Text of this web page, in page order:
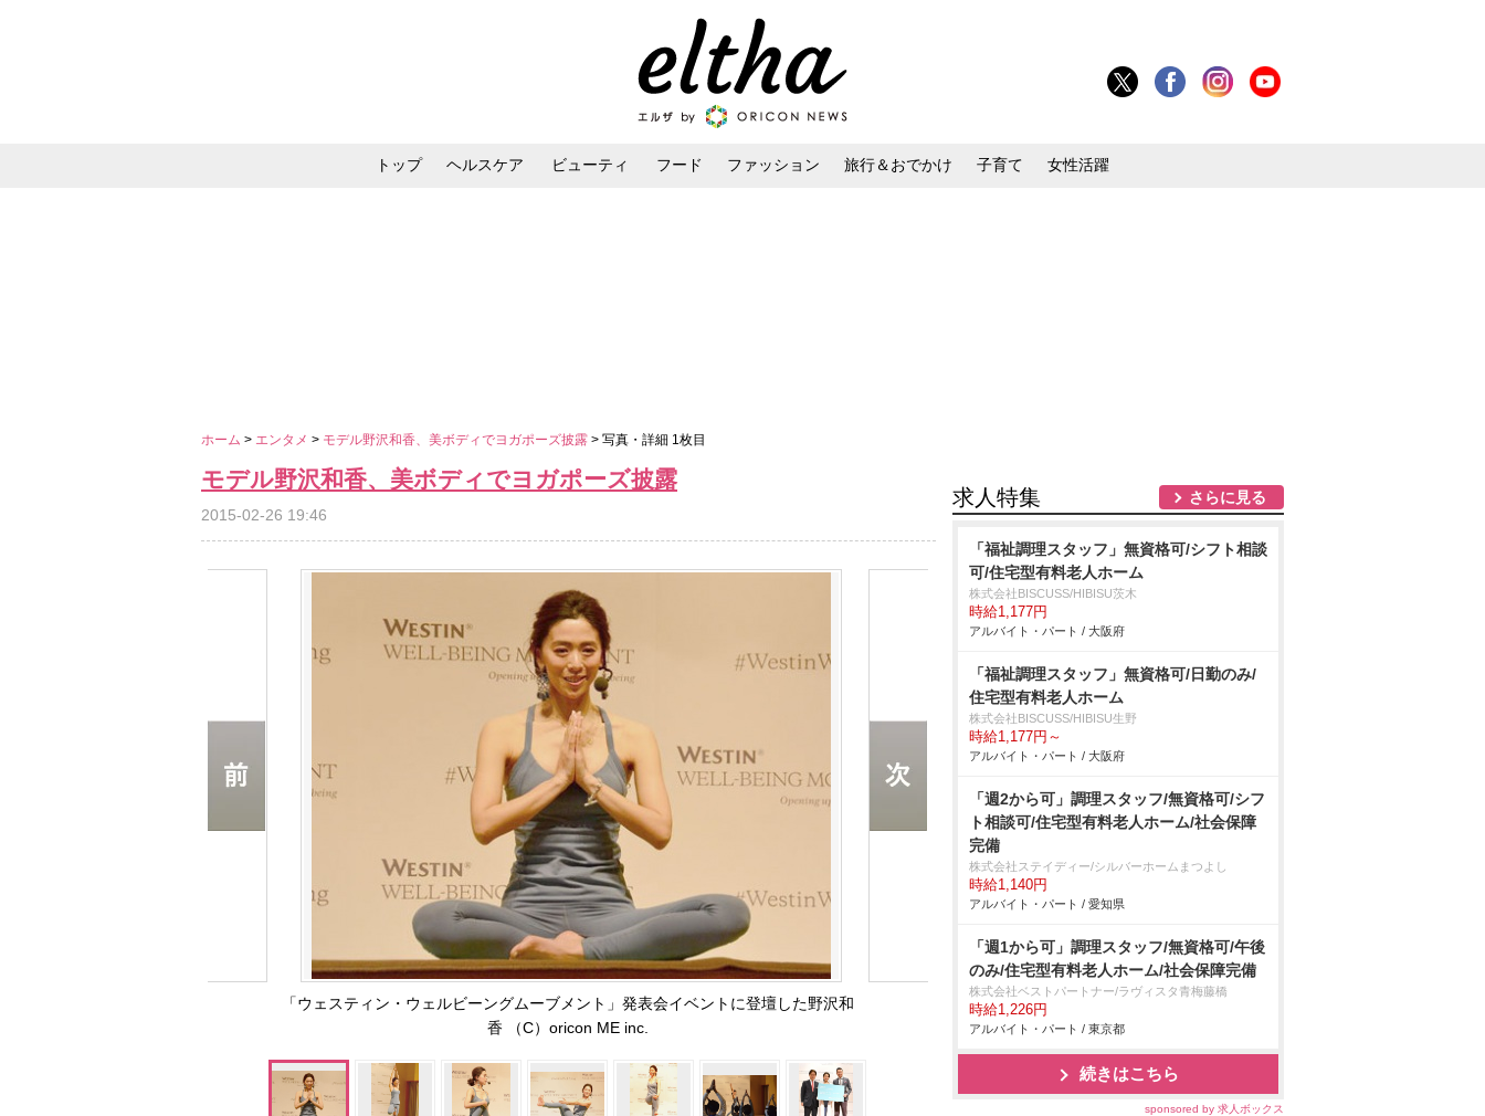
トップ ヘルスケア ビューティ フード ファッション 旅行＆おでかけ 子育て 女性活躍
ホーム > エンタメ > モデル野沢和香、美ボディでヨガポーズ披露 > 写真・詳細 1枚目
モデル野沢和香、美ボディでヨガポーズ披露
2015-02-26 19:46
「ウェスティン・ウェルビーングムーブメント」発表会イベントに登壇した野沢和
香 （C）oricon ME inc.
求人特集 さらに見る
「福祉調理スタッフ」無資格可/シフト相談
可/住宅型有料老人ホーム
株式会社BISCUSS/HIBISU茨木
時給1,177円
アルバイト・パート / 大阪府
「福祉調理スタッフ」無資格可/日勤のみ/
住宅型有料老人ホーム
株式会社BISCUSS/HIBISU生野
時給1,177円～
アルバイト・パート / 大阪府
「週2から可」調理スタッフ/無資格可/シフ
ト相談可/住宅型有料老人ホーム/社会保障
完備
株式会社ステイディー/シルバーホームまつよし
時給1,140円
アルバイト・パート / 愛知県
「週1から可」調理スタッフ/無資格可/午後
のみ/住宅型有料老人ホーム/社会保障完備
株式会社ベストパートナー/ラヴィスタ青梅藤橋
時給1,226円
アルバイト・パート / 東京都
続きはこちら
sponsored by 求人ボックス